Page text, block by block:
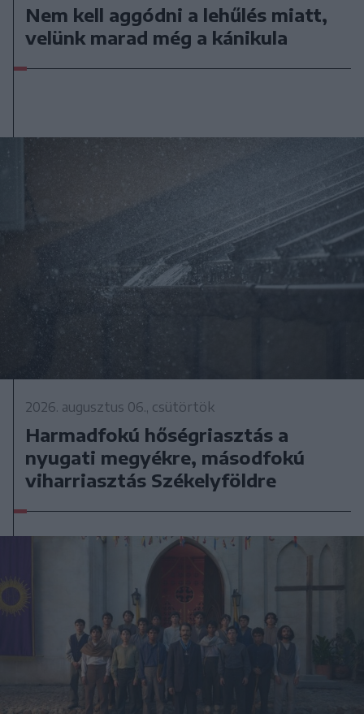
Nem kell aggódni a lehűlés miatt,
velünk marad még a kánikula
2026. augusztus 06., csütörtök
Harmadfokú hőségriasztás a
nyugati megyékre, másodfokú
viharriasztás Székelyföldre